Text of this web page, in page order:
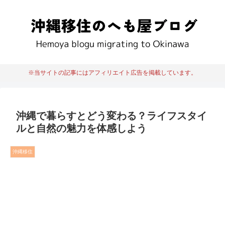
※当サイトの記事にはアフィリエイト広告を掲載しています。
沖縄で暮らすとどう変わる？ライフスタイ
ルと自然の魅力を体感しよう
沖縄移住